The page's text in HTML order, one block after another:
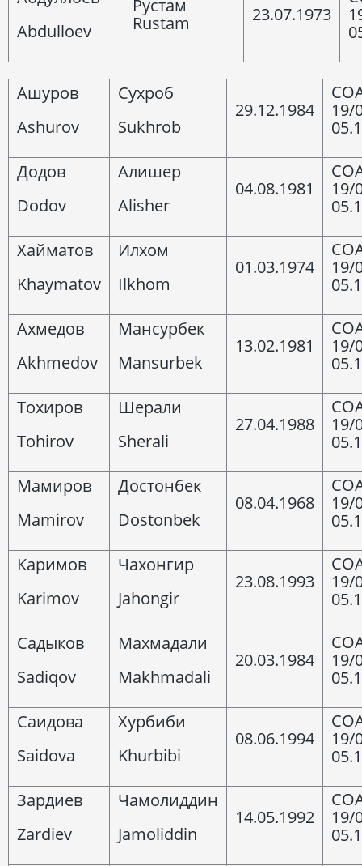
Abdulloev
Рустам
Rustam
23.07.1973
Ашуров
Ashurov
Сухроб
Sukhrob
29.12.1984
19/
Додов
Dodov
Алишер
Alisher
04.08.1981
19/
Хайматов
Khaymatov
Илхом
Ilkhom
01.03.1974
19/
Ахмедов
Akhmedov
Мансурбек
Mansurbek
13.02.1981
19/
Тохиров
Tohirov
Шерали
Sherali
27.04.1988
19/
Мамиров
Mamirov
Достонбек
Dostonbek
08.04.1968
19/
Каримов
Karimov
Чахонгир
Jahongir
23.08.1993
19/
Садыков
Sadiqov
Махмадали
Makhmadali
20.03.1984
19/
Саидова
Saidova
Хурбиби
Khurbibi
08.06.1994
19/
Зардиев
Zardiev
Чамолиддин
Jamoliddin
14.05.1992
19/